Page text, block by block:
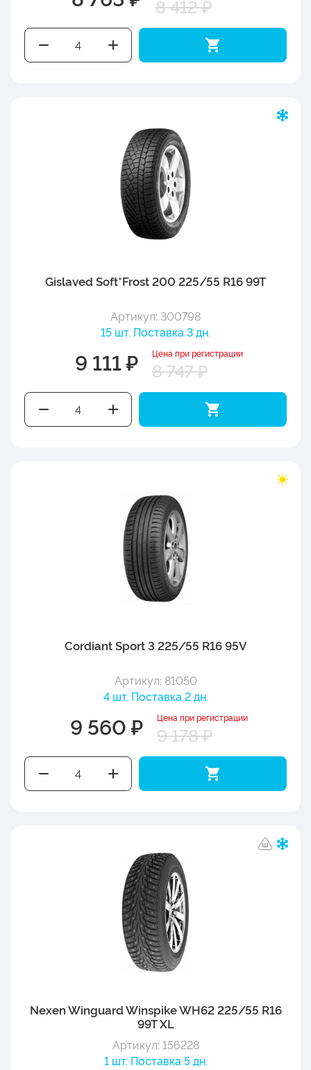
8 412 ₽
Gislaved Soft*Frost 200 225/55 R16 99T
Артикул: 300798
15 шт. Поставка 3 дн.
9 111 ₽ Цена при регистрации
8 747 ₽
Cordiant Sport 3 225/55 R16 95V
Артикул: 81050
4 шт. Поставка 2 дн.
9 560 ₽ Цена при регистрации
9 178 ₽
Nexen Winguard Winspike WH62 225/55 R16
99T XL
Артикул: 156228
1 шт. Поставка 5 дн.